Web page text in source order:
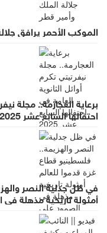
الموكب الأحمر يرافق
برعاية العجارمة.. مجلة
احتفالها السابع عشر 2025
في ظل جدلية النصر
أمثولة تاريخية مذهلة